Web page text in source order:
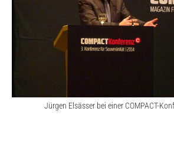
Jürgen Elsässer bei einer COMPACT-